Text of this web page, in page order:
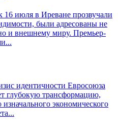
июля в Иреване прозвучали
были адресованы не
и внешнему миру. Премьер-
идентичности Евросоюза
глубокую трансформацию,
изначального экономического